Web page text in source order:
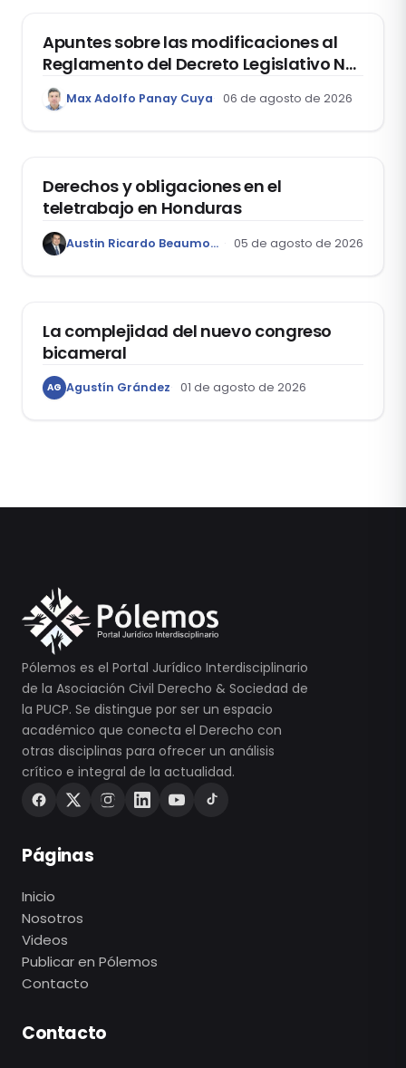
Apuntes sobre las modificaciones al
Reglamento del Decreto Legislativo Nº
1400, que aprueba el Régimen de
Garantía Mobiliaria
Max Adolfo Panay Cuya 06 de agosto de 2026
Derechos y obligaciones en el
teletrabajo en Honduras
Austin Ricardo Beaumont Rivera 05 de agosto de 2026
La complejidad del nuevo congreso
bicameral
AG Agustín Grández 01 de agosto de 2026
Pólemos es el Portal Jurídico Interdisciplinario
de la Asociación Civil Derecho & Sociedad de
la PUCP. Se distingue por ser un espacio
académico que conecta el Derecho con
otras disciplinas para ofrecer un análisis
crítico e integral de la actualidad.
Páginas
Inicio
Nosotros
Videos
Publicar en Pólemos
Contacto
Contacto